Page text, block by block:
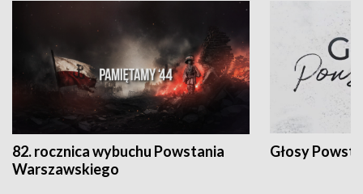
82. rocznica wybuchu Powstania
Warszawskiego
Głosy